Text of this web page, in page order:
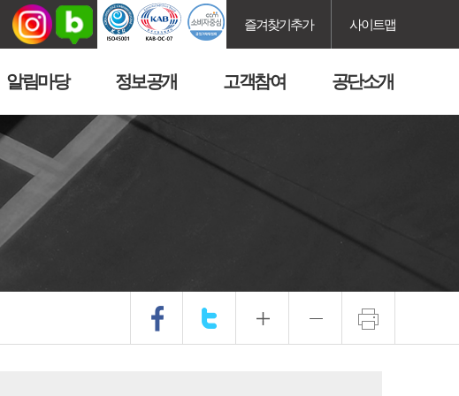
즐겨찾기추가 사이트맵
알림마당 정보공개 고객참여 공단소개